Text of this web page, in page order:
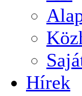
Hírek